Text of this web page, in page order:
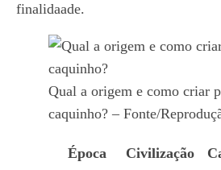
finalidaade.
Qual a origem e como criar
caquinho? – Fonte/
Época Civilização